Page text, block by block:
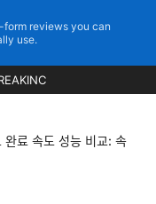
form reviews you can
use.
료 속도 성능 비교: 속